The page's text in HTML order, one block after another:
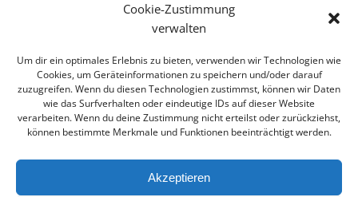
Cookie-Zustimmung
verwalten
Um dir ein optimales Erlebnis zu bieten, verwenden wir Technologien wie
Cookies, um Geräteinformationen zu speichern und/oder darauf
zuzugreifen. Wenn du diesen Technologien zustimmst, können wir Daten
wie das Surfverhalten oder eindeutige IDs auf dieser Website
verarbeiten. Wenn du deine Zustimmung nicht erteilst oder zurückziehst,
können bestimmte Merkmale und Funktionen beeinträchtigt werden.
Akzeptieren
Ringstraße 1
95119 Naila
Telefon: 09282 979080
E-mail: verwaltung@msfrankenwald.de
Impressum Datenschutz